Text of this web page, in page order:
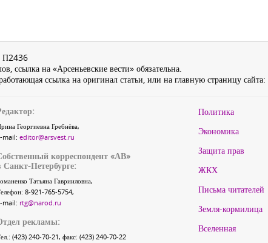
П2436
ссылка на «Арсеньевские вести» обязательна.
ссылка на оригинал статьи, или на главную страницу сайта:
Георгиевна Гребнёва,
mail: editor@arsvest.ru
корреспондент «АВ»
Санкт-Петербурге:
Татьяна Гаврииловна,
8-921-765-5754,
mail: rtg@narod.ru
рекламы:
(423) 240-70-21, факс: (423) 240-70-22
Политика
Экономика
Защита прав
ЖКХ
Письма читателей
Земля-кормилица
Вселенная